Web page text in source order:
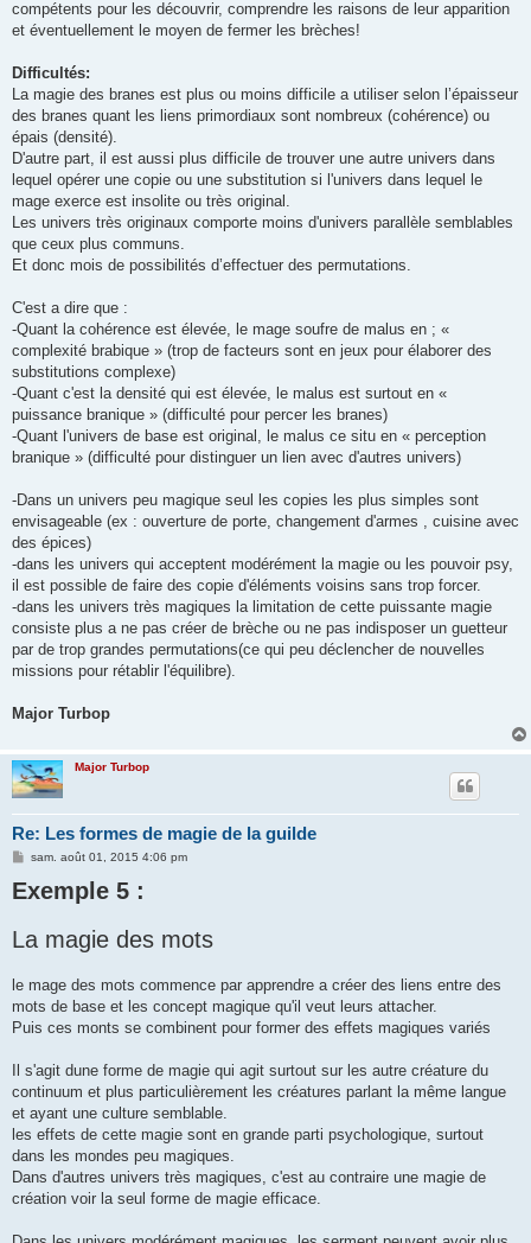
compétents pour les découvrir, comprendre les raisons de leur apparition
et éventuellement le moyen de fermer les brèches!
Difficultés:
La magie des branes est plus ou moins difficile a utiliser selon l’épaisseur
des branes quant les liens primordiaux sont nombreux (cohérence) ou
épais (densité).
D'autre part, il est aussi plus difficile de trouver une autre univers dans
lequel opérer une copie ou une substitution si l'univers dans lequel le
mage exerce est insolite ou très original.
Les univers très originaux comporte moins d'univers parallèle semblables
que ceux plus communs.
Et donc mois de possibilités d’effectuer des permutations.
C'est a dire que :
-Quant la cohérence est élevée, le mage soufre de malus en ; «
complexité brabique » (trop de facteurs sont en jeux pour élaborer des
substitutions complexe)
-Quant c'est la densité qui est élevée, le malus est surtout en «
puissance branique » (difficulté pour percer les branes)
-Quant l'univers de base est original, le malus ce situ en « perception
branique » (difficulté pour distinguer un lien avec d'autres univers)
-Dans un univers peu magique seul les copies les plus simples sont
envisageable (ex : ouverture de porte, changement d'armes , cuisine avec
des épices)
-dans les univers qui acceptent modérément la magie ou les pouvoir psy,
il est possible de faire des copie d'éléments voisins sans trop forcer.
-dans les univers très magiques la limitation de cette puissante magie
consiste plus a ne pas créer de brèche ou ne pas indisposer un guetteur
par de trop grandes permutations(ce qui peu déclencher de nouvelles
missions pour rétablir l'équilibre).
Major Turbop
Major Turbop
Re: Les formes de magie de la guilde
M
s
s
e
sam. août 01, 2015 4:06 pm
Exemple 5 :
La magie des mots
le mage des mots commence par apprendre a créer des liens entre des
mots de base et les concept magique qu'il veut leurs attacher.
Puis ces monts se combinent pour former des effets magiques variés
Il s'agit dune forme de magie qui agit surtout sur les autre créature du
continuum et plus particulièrement les créatures parlant la même langue
et ayant une culture semblable.
les effets de cette magie sont en grande parti psychologique, surtout
dans les mondes peu magiques.
Dans d'autres univers très magiques, c'est au contraire une magie de
création voir la seul forme de magie efficace.